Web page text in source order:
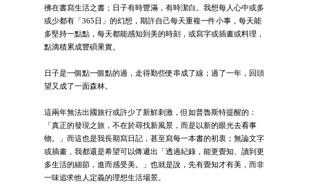
彿在書寫生活之書；日子有時豐滿，有時潔白。我想每人心中或多
或少都有「365日」的幻想，期許自己每天重複一件小事，每天能
多堅持一點點，每天都能感知到美的時刻，或寫字或插畫或料理，
點滴積累成豐碩果實。
日子是一個點一個點的過，走得勤些便串成了線；過了一年，回頭
望又成了一面森林。
這兩年無法出國旅行或許少了新鮮刺激，但如普魯斯特提醒的：
「真正的發現之旅，不在於尋找新風景，而是以新的眼光去看事
物。」而這也是我長期寫日記，甚至寫每一本書的初衷；無論文字
或插畫，我都還是希望可以傳遞出「透過紀錄，能更覺知、讀到更
多生活的細節，進而感受美。」也就是說，先有覺知才有美，而非
一味追求他人定義的理想生活場景。